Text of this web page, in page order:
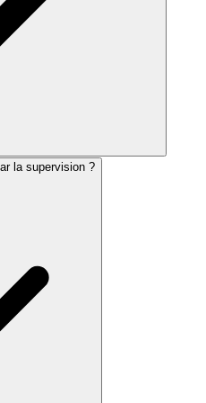
la supervision ?